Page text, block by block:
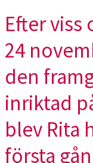
Efter
24
den
inriktad
blev Rita
första